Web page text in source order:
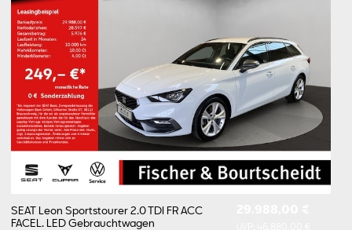
SEAT Leon Sportstourer 2.0 TDI FR ACC
FACEL. LEDGebrauchtwagen